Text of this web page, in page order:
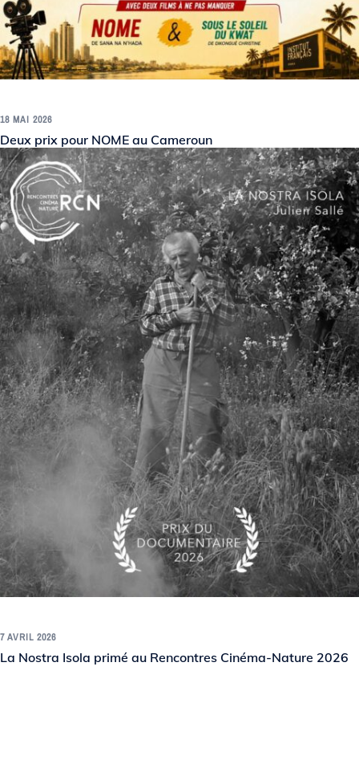
18 MAI 2026
Deux prix pour NOME au Cameroun
7 AVRIL 2026
La Nostra Isola primé au Rencontres Cinéma-Nature 2026